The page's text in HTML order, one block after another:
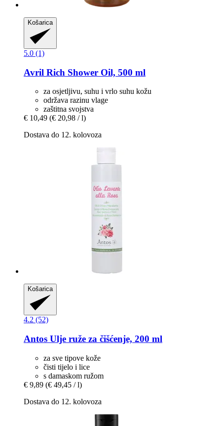
Košarica
5.0 (1)
Avril Rich Shower Oil, 500 ml
za osjetljivu, suhu i vrlo suhu kožu
održava razinu vlage
zaštitna svojstva
€ 10,49 (€ 20,98 / l)
Dostava do 12. kolovoza
Košarica
4.2 (52)
Antos Ulje ruže za čišćenje, 200 ml
za sve tipove kože
čisti tijelo i lice
s damaskom ružom
€ 9,89 (€ 49,45 / l)
Dostava do 12. kolovoza